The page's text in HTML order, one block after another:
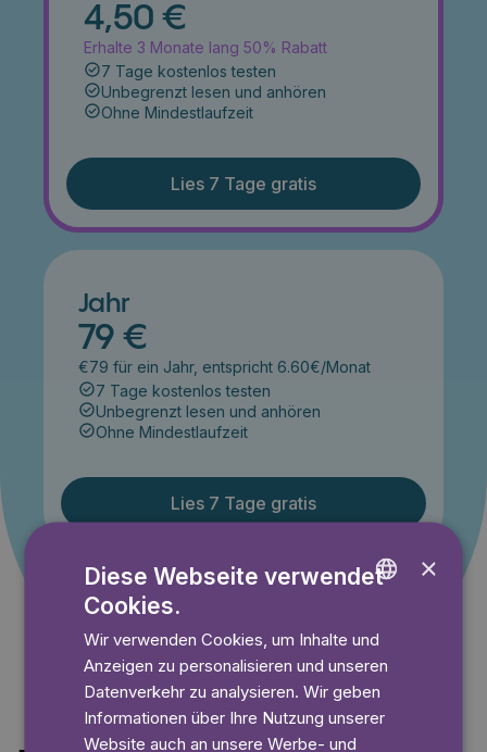
4,50 €
Erhalte 3 Monate lang 50% Rabatt
7 Tage kostenlos testen
Unbegrenzt lesen und anhören
Ohne Mindestlaufzeit
Lies 7 Tage gratis
Jahr
79 €
€79 für ein Jahr, entspricht 6.60€/Monat
7 Tage kostenlos testen
Unbegrenzt lesen und anhören
Ohne Mindestlaufzeit
Lies 7 Tage gratis
GERMAN
×
Diese Webseite verwendet
Cookies.
Wir verwenden Cookies, um Inhalte und
Anzeigen zu personalisieren und unseren
Datenverkehr zu analysieren. Wir geben
Informationen über Ihre Nutzung unserer
Website auch an unsere Werbe- und